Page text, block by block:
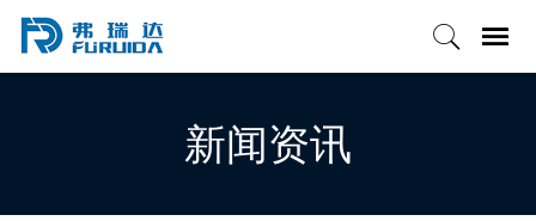
新闻资讯